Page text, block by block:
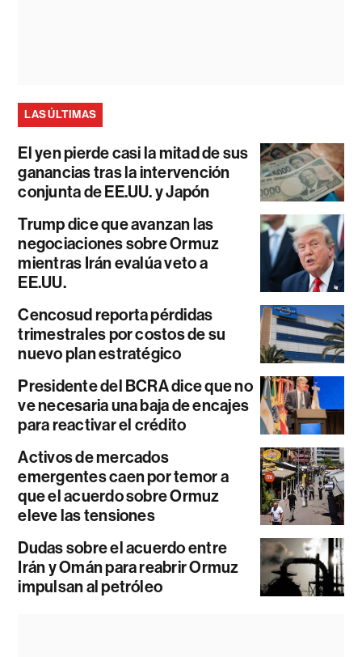
LAS ÚLTIMAS
El yen pierde casi la mitad de sus
ganancias tras la intervención
conjunta de EE.UU. y Japón
Trump dice que avanzan las
negociaciones sobre Ormuz
mientras Irán evalúa veto a
EE.UU.
Cencosud reporta pérdidas
trimestrales por costos de su
nuevo plan estratégico
Presidente del BCRA dice que no
ve necesaria una baja de encajes
para reactivar el crédito
Activos de mercados
emergentes caen por temor a
que el acuerdo sobre Ormuz
eleve las tensiones
Dudas sobre el acuerdo entre
Irán y Omán para reabrir Ormuz
impulsan al petróleo